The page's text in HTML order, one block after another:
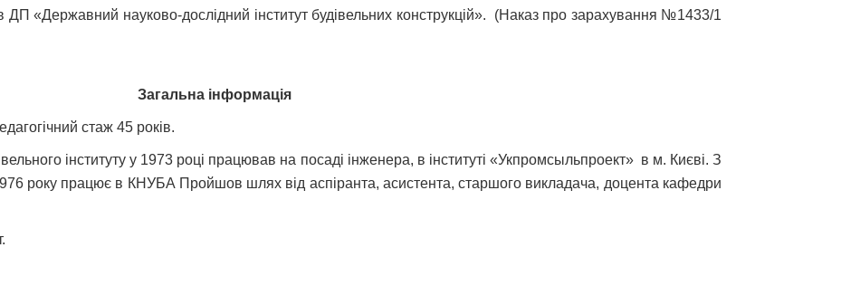
ДП «Державний науково-дослідний інститут будівельних конструкцій». (Наказ про зарахування №1433/1
Загальна інформація
стаж 45 років.
інституту у 1973 році працював на посаді інженера, в інституті «Укпромсыльпроект» в м. Києві.З
року працює в КНУБА Пройшов шлях від аспіранта, асистента, старшого викладача, доцента кафедри